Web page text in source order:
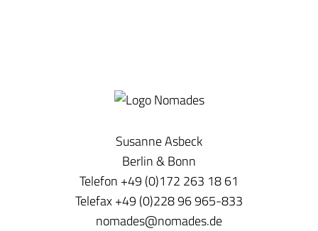
Susanne Asbeck
Berlin & Bonn
Telefon +49 (0)172 263 18 61
Telefax +49 (0)228 96 965-833
nomades@nomades.de